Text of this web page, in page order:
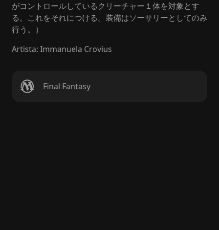
がコントロールしているクリーチャー１体を対象とす
る。これをそれにつける。装備はソーサリーとしてのみ
行う。）
Artista: Immanuela Crovius
Final Fantasy